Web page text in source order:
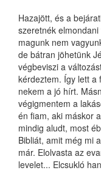
Hazajött, és a
szeretnék
magunk nem
de bátran jöhetünk
végbeviszi a
kérdeztem. Így lett a
nekem a jó hírt.
végigmentem a
én fiam, aki máskor
mindig aludt, most
Bibliát, amit még mi
már. Elolvasta az
levelet... Elcsukló